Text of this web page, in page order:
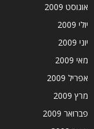
אוגוסט 2009
יולי 2009
יוני 2009
מאי 2009
אפריל 2009
מרץ 2009
פברואר 2009